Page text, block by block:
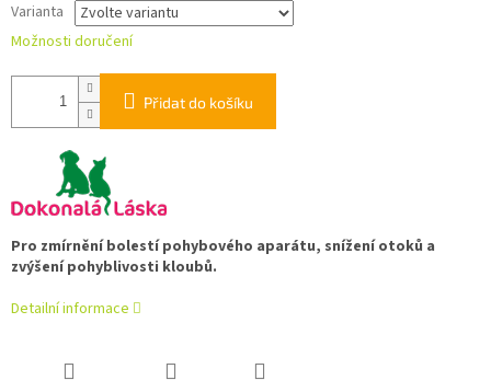
Varianta
Možnosti doručení
Přidat do košíku
Pro zmírnění bolestí pohybového aparátu, snížení otoků a
zvýšení pohyblivosti kloubů.
Detailní informace